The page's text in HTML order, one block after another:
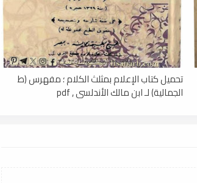
تحميل كتاب الإعلام بمثلث الكلام ؛ مفهرس (ط
الجمالية) لـ ابن مالك الأندلسي , pdf